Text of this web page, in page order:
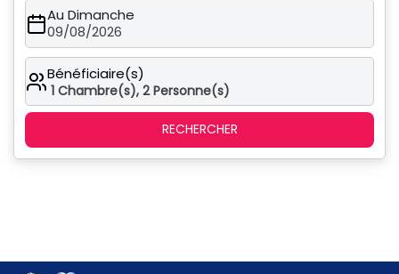
Au Dimanche
09/08/2026
Bénéficiaire(s)
1 Chambre(s), 2Personne(s)
RECHERCHER